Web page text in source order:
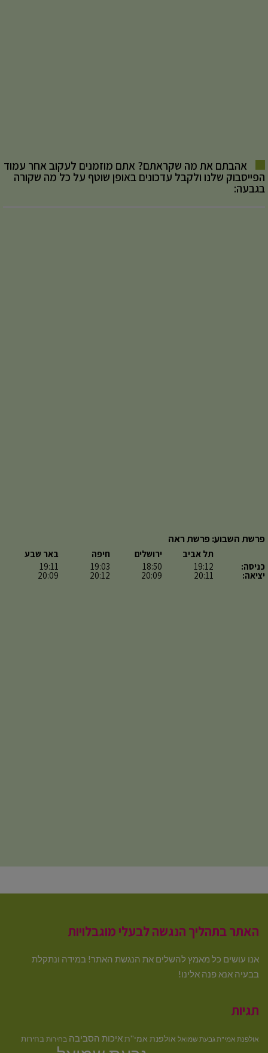
אהבתם את מה שקראתם? אתם מוזמנים לעקוב אחר עמוד
הפייסבוק שלנו ולקבל עדכונים באופן שוטף על כל מה שקורה
בגבעה:
פרשת השבוע: פרשת ראה
כניסה:
יציאה:
תל אביב
19:12
20:11
ירושלים
18:50
20:09
חיפה
19:03
20:12
באר שבע
19:11
20:09
האתר בתהליך הנגשה לבעלי מוגבלויות
אנו עושים כל מאמץ להשלים את הנגשת האתר! במידה ונתקלת
בבעיה אנא פנה אלינו!
תגיות
אולפנת אמי"ת גבעת שמואל אולפנת אמי''תאיכות הסביבה בחירות בחירות